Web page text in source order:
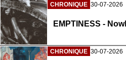
CHRONIQUE 30-07-2026
EMPTINESS -
CHRONIQUE 30-07-2026